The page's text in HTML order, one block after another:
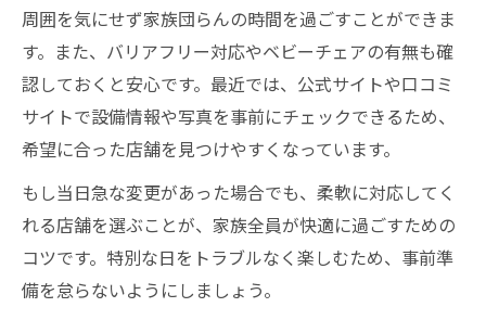
周囲を気にせず家族団らんの時間を過ごすことができま
す。また、バリアフリー対応やベビーチェアの有無も確
認しておくと安心です。最近では、公式サイトや口コミ
サイトで設備情報や写真を事前にチェックできるため、
希望に合った店舗を見つけやすくなっています。
もし当日急な変更があった場合でも、柔軟に対応してく
れる店舗を選ぶことが、家族全員が快適に過ごすための
コツです。特別な日をトラブルなく楽しむため、事前準
備を怠らないようにしましょう。